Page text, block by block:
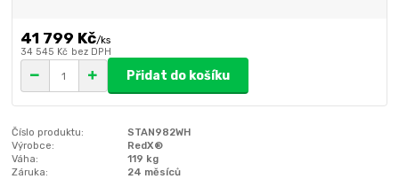
41 799 Kč/ks
34 545 Kč bez DPH
Přidat do košíku
Číslo produktu:
STAN982WH
Výrobce:
RedX®
Váha:
119 kg
Záruka:
24 měsíců